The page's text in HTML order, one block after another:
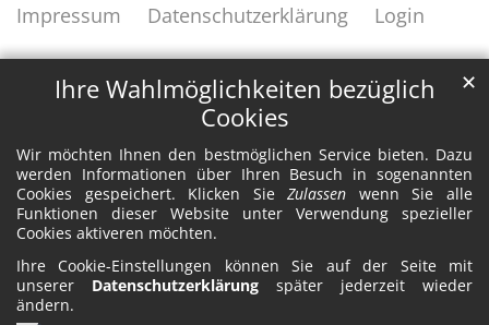
Ihre Wahlmöglichkeiten bezüglich
Cookies
Wir möchten Ihnen den bestmöglichen Service bieten. Dazu
werden Informationen über Ihren Besuch in sogenannten
Cookies gespeichert. Klicken SieZulassen wenn Sie alle
Funktionen dieser Website unter Verwendung spezieller
Cookies aktiveren möchten.
Ihre Cookie-Einstellungen können Sie auf der Seite mit
unserer Datenschutzerklärung später jederzeit wieder
ändern.
✕
Impressum
Datenschutzerklärung Login